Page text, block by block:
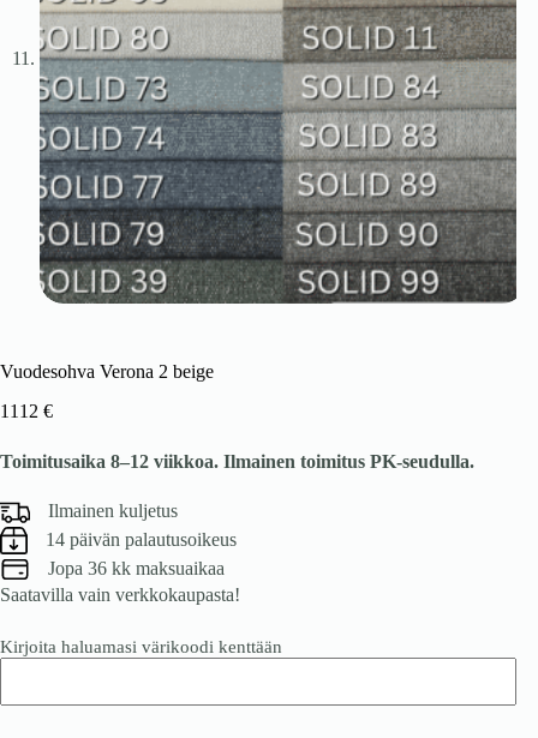
Vuodesohva Verona 2 beige
1112 €
Toimitusaika 8–12 viikkoa. Ilmainen toimitus PK-seudulla.
Ilmainen kuljetus
14 päivän palautusoikeus
Jopa 36 kk maksuaikaa
Saatavilla vain verkkokaupasta!
Kirjoita haluamasi värikoodi kenttään